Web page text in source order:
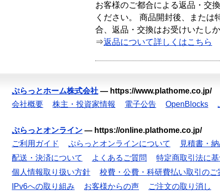
お客様のご都合による返品・交
ください。 商品開封後、または
合、返品・交換はお受けいたし
⇒返品について詳しくはこちら
ぷらっとホーム株式会社 — https://www.plathome.co.jp/
会社概要
株主・投資家情報 電子公告 OpenBlocks
ぷらっとオンライン — https://online.plathome.co.jp/
ご利用ガイド
ぷらっとオンラインについて
見積書・
配送・決済について
よくあるご質問
特定商取引法に
個人情報取り扱い方針
校費・公費・科研費払い取引のご
IPv6への取り組み
お客様からの声 ご注文の取り消し